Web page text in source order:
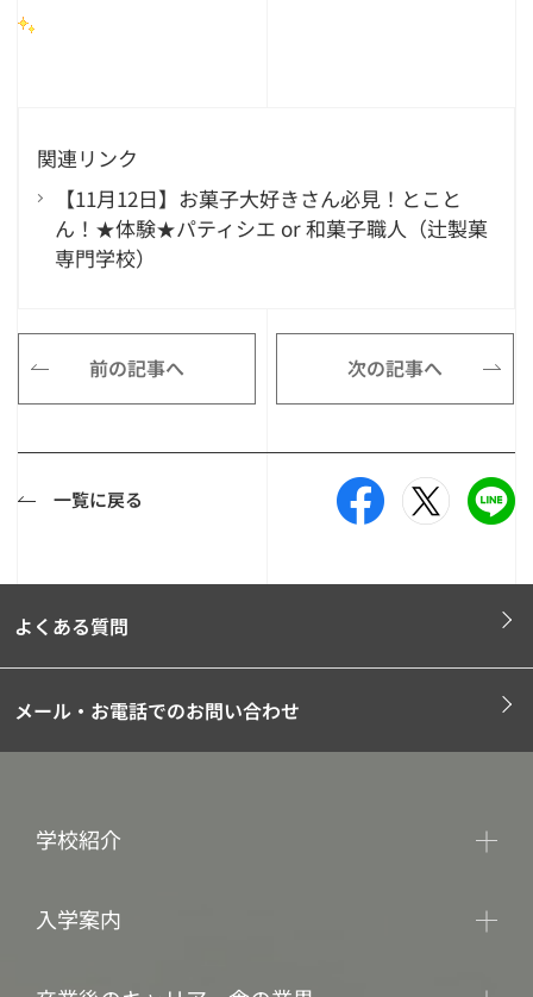
関連リンク
【11月12日】お菓子大好きさん必見！とこと
ん！★体験★パティシエ or 和菓子職人（辻製菓
専門学校）
前の記事へ 次の記事へ
一覧に戻る
よくある質問
メール・お電話でのお問い合わせ
学校紹介
入学案内